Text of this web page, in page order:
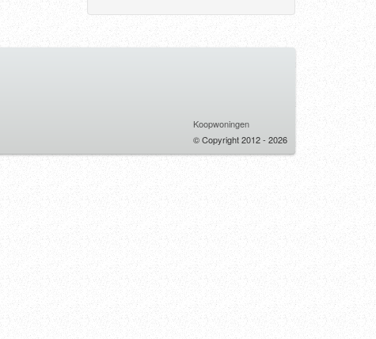
Koopwoningen
© Copyright 2012 - 2026